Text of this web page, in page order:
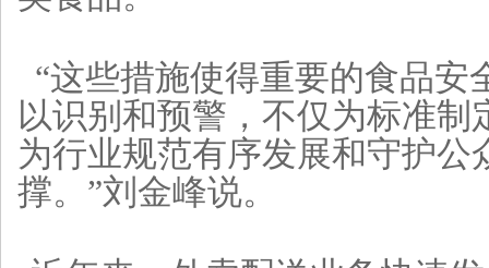
“这些措施使得重要的食品安
以识别和预警，不仅为标准
为行业规范有序发展和守护公
撑。”刘金峰说。